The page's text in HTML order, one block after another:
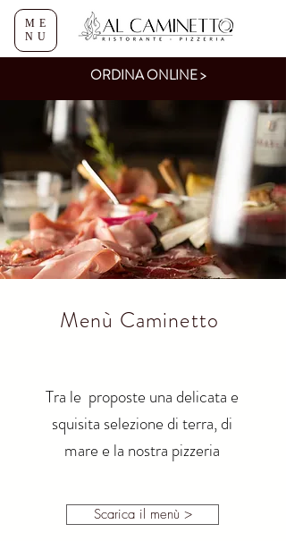
ME
NU
ORDINA ONLINE >
Menù Caminetto
Tra le proposte una delicata e
squisita selezione di terra, di
mare e la nostra pizzeria
Scarica il menù >